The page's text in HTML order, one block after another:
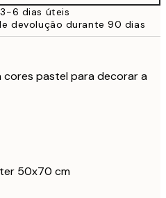
110,35 €
6 dias úteis
devolução durante 90 dias
pastel para decorar a
50x70 cm